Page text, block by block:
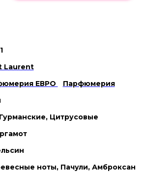
Laurent
ЕВРО
Парфюмерия
Гурманские, Цитрусовые
ноты, Пачули, Амброксан